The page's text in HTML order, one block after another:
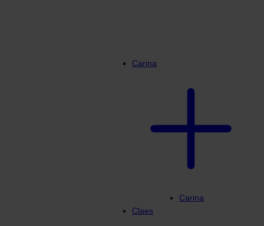
Carina
Carina
Claes